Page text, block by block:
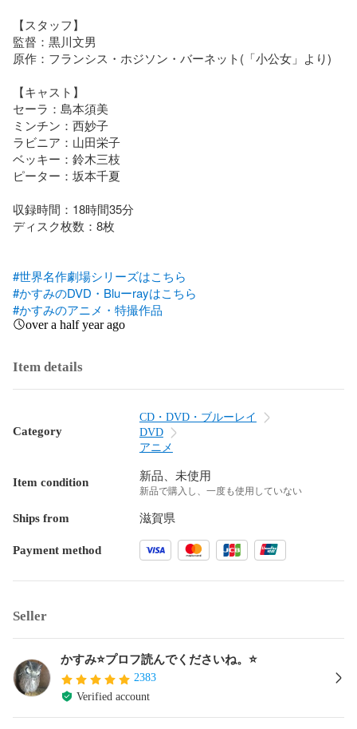
【スタッフ】
監督：黒川文男
原作：フランシス・ホジソン・バーネット(「小公女」より)
【キャスト】
セーラ：島本須美
ミンチン：西妙子
ラビニア：山田栄子
ベッキー：鈴木三枝
ピーター：坂本千夏
収録時間：18時間35分
ディスク枚数：8枚
#世界名作劇場シリーズはこちら
#かすみのDVD・Bluーrayはこちら
#かすみのアニメ・特撮作品
over a half year ago
Item details
Category
CD・DVD・ブルーレイ
DVD
アニメ
Item condition 新品、未使用
新品で購入し、一度も使用していない
Ships from 滋賀県
Payment method
Seller
かすみ⭐️プロフ読んでくださいね。⭐️
2383
Verified account